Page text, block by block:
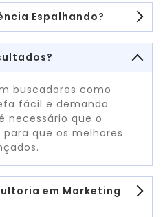
Espalhando?
buscadores como
fácil e demanda
necessário que o
que os melhores
em Marketing